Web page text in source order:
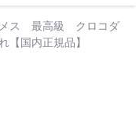
ス 最高級 クロコダ
国内正規品】